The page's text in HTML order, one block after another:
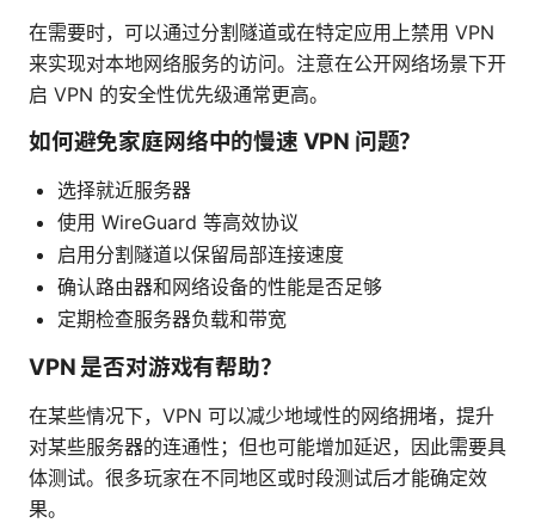
在需要时，可以通过分割隧道或在特定应用上禁用 VPN
来实现对本地网络服务的访问。注意在公开网络场景下开
启 VPN 的安全性优先级通常更高。
如何避免家庭网络中的慢速 VPN 问题？
选择就近服务器
使用 WireGuard 等高效协议
启用分割隧道以保留局部连接速度
确认路由器和网络设备的性能是否足够
定期检查服务器负载和带宽
VPN 是否对游戏有帮助？
在某些情况下，VPN 可以减少地域性的网络拥堵，提升
对某些服务器的连通性；但也可能增加延迟，因此需要具
体测试。很多玩家在不同地区或时段测试后才能确定效
果。